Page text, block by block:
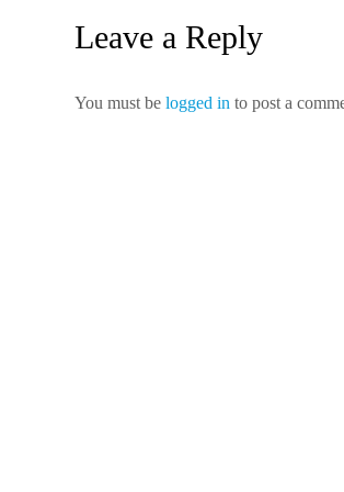
Leave a Reply
You must be logged in to post a